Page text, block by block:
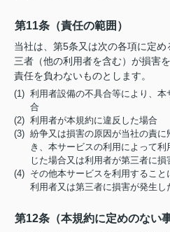
第11条（責任の範囲）
当社は、第5条又は次の各項に定
三者（他の利用者を含む）が損害
責任を負わないものとします。
(1) 利用者設備の不具合等により、本
合
(2) 利用者が本規約に違反した場合
(3) 紛争又は損害の原因が当社の責に
き、本サービスの利用によって
じた場合又は利用者が第三者に
(4) その他本サービスを利用すること
利用者又は第三者に損害が発生し
第12条（本規約に定めのない事